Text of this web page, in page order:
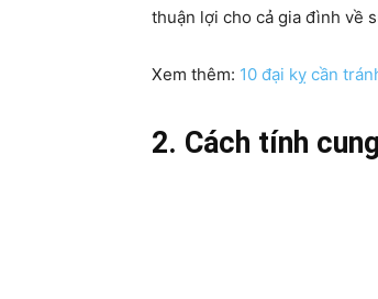
thuận lợi cho cả gia đình về
Xem thêm: 10 đại kỵ cần
2. Cách tính